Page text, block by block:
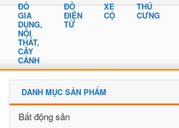
ĐỒ
GIA
DỤNG,
NỘI
THẤT,
CÂY
CẢNH
ĐỒ
ĐIỆN
TỬ
XE
CỘ
THÚ
CƯNG
DANH MỤC SẢN PHẨM
Bất động sản